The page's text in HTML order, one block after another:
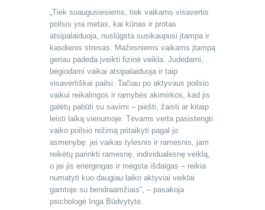
„Tiek suaugusiesiems, tiek vaikams visavertis
poilsis yra metas, kai kūnas ir protas
atsipalaiduoja, nuslūgsta susikaupusi įtampa ir
kasdienis stresas. Mažesniems vaikams įtampą
geriau padeda įveikti fizinė veikla. Judėdami,
bėgiodami vaikai atsipalaiduoja ir taip
visavertiškai pailsi. Tačiau po aktyvaus poilsio
vaikui reikalingos ir ramybės akimirkos, kad jis
galėtų pabūti su savimi – piešti, žaisti ar kitaip
leisti laiką vienumoje. Tėvams verta pasistengti
vaiko poilsio režimą pritaikyti pagal jo
asmenybę: jei vaikas tylesnis ir ramesnis, jam
reikėtų parinkti ramesnę, individualesnę veiklą,
o jei jis energingas ir mėgsta išdaigas – reikia
numatyti kuo daugiau laiko aktyviai veiklai
gamtoje su bendraamžiais“, – pasakoja
psichologė Inga Būdvytytė.